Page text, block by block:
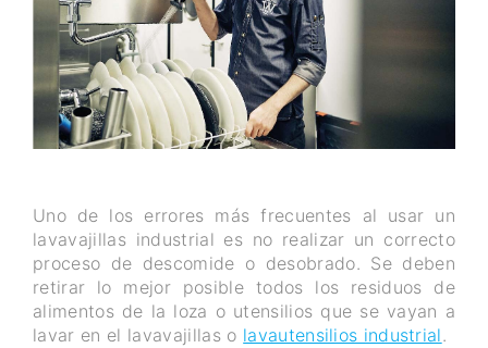
Uno de los errores más frecuentes al usar un
lavavajillas industrial es no realizar un correcto
proceso de descomide o desobrado. Se deben
retirar lo mejor posible todos los residuos de
alimentos de la loza o utensilios que se vayan a
lavar en el lavavajillas o lavautensilios industrial.